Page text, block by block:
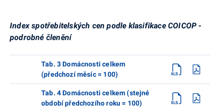
Index spotřebitelských cen podle klasifikace COICOP -
podrobné členění
Tab. 3 Domácnosti celkem
(předchozí měsíc = 100)
Tab. 4 Domácnosti celkem (stejné
období předchozího roku = 100)